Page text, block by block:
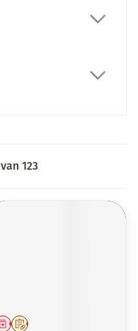
van 123
Op voorschrift
Geneesmiddel